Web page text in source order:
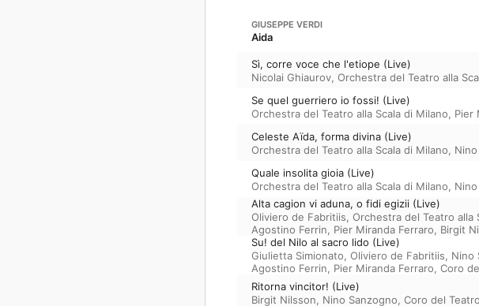
GIUSEPPE VERDI
Aida
Sì, corre voce che l'etiope (Live)
Nicolai Ghiaurov, Orchestra del Teatro alla
Se quel guerriero io fossi! (Live)
Orchestra del Teatro alla Scala di Milano, Pier
Celeste Aïda, forma divina (Live)
Orchestra del Teatro alla Scala di Milano,
Quale insolita gioia (Live)
Orchestra del Teatro alla Scala di Milano,
Alta cagion vi aduna, o fidi egizii (Live)
Oliviero de Fabritiis, Orchestra del Teatro alla
Agostino Ferrin, Pier Miranda Ferraro, Birgit
Su! del Nilo al sacro lido (Live)
Giulietta Simionato, Oliviero de Fabritiis, Nino
Agostino Ferrin, Pier Miranda Ferraro, Coro
Ritorna vincitor! (Live)
Birgit Nilsson, Nino Sanzogno, Coro del